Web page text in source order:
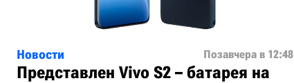
Новости Позавчера в 12:48
Представлен Vivo S2 – батарея на